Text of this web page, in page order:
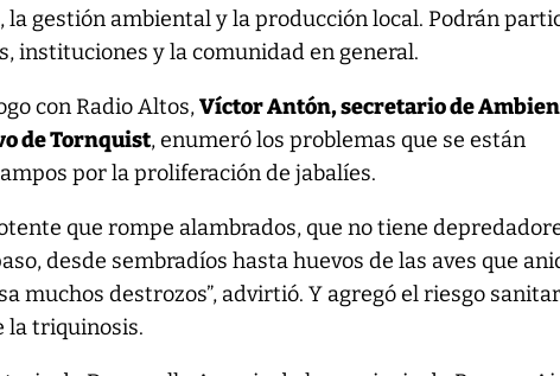
la gestión ambiental y la producción local. Podrán
instituciones y la comunidad en general.
con Radio Altos,Víctor Antón, secretario de
de Tornquist, enumeró los problemas que se están
por la proliferación de jabalíes.
que rompe alambrados, que no tiene
desde sembradíos hasta huevos de las aves que
muchos destrozos”, advirtió. Y agregó el riesgo
la triquinosis.